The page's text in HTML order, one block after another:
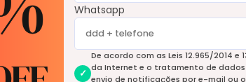
Whatsapp
De acordo com as Leis 12.965/2014 e
da Internet e o tratamento de dados
envio de notificações por e-mail ou